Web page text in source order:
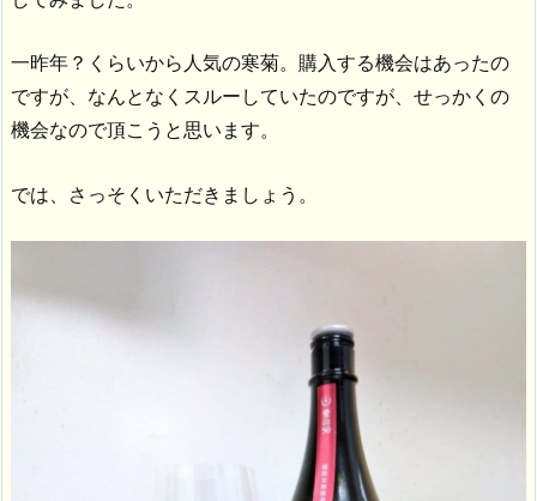
一昨年？くらいから人気の寒菊。購入する機会はあったの
ですが、なんとなくスルーしていたのですが、せっかくの
機会なので頂こうと思います。
では、さっそくいただきましょう。